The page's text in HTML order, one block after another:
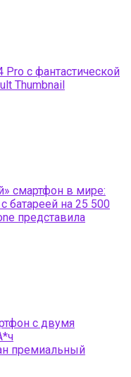
с фантастической
смартфон в мире:
батареей на 25 500
представила
с двумя
премиальный